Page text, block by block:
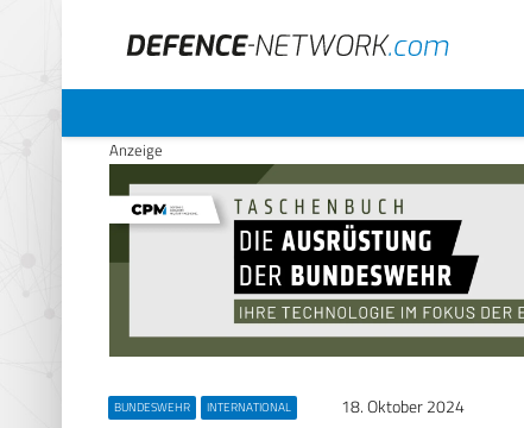
Anzeige
BUNDESWEHR INTERNATIONAL 18. Oktober 2024